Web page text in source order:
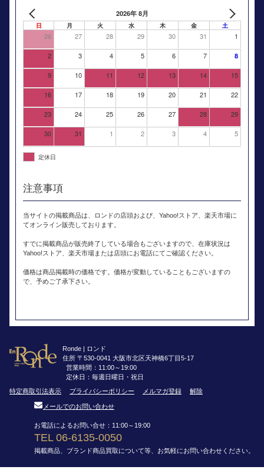
2026年 8月
日 月 火 水 木 金 土
26 27 28 29 30 31 1
2 3 4 5 6 7 8
9 10 11 12 13 14 15
16 17 18 19 20 21 22
23 24 25 26 27 28 29
30 31 1 2 3 4 5
定休日
注意事項
当サイトの掲載商品は、ロンドの店頭および、Yahoo!ストア、楽天市場に
てオンライン販売しております。
すでに掲載商品が販売終了している場合もございますので、在庫状況は
Yahoo!ストア、楽天市場または店頭にお電話にてご確認ください。
価格は商品掲載時の価格です。価格が変動していることもございますの
で、予めご了承下さい。
Ronde | ロンド
住所 〒530-0041 大阪市北区天神橋6丁目5-17
営業時間：11:00～19:00
定休日：毎週日曜日・祝日
特定商取引法表示
プライバシーポリシー メルマガ登録 解除
メールでのお問い合わせ
お電話によるお問い合せ：11:00～19:00
TEL 06-6135-0050
掲載商品、ブランド商品買取について等、お気軽にお問い合わせください。